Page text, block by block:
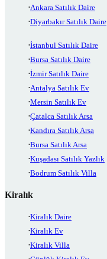
Ankara Satılık Daire
Diyarbakır Satılık Daire
İstanbul Satılık Daire
Bursa Satılık Daire
İzmir Satılık Daire
Antalya Satılık Ev
Mersin Satılık Ev
Çatalca Satılık Arsa
Kandıra Satılık Arsa
Bursa Satılık Arsa
Kuşadası Satılık Yazlık
Bodrum Satılık Villa
Kiralık
Kiralık Daire
Kiralık Ev
Kiralık Villa